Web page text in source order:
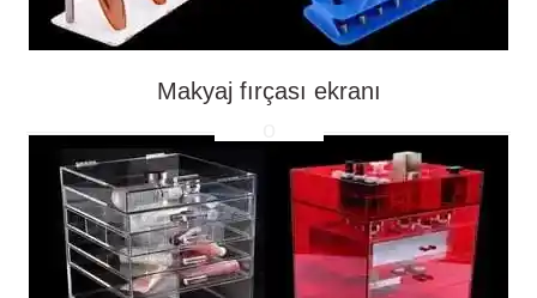
Makyaj fırçası ekranı